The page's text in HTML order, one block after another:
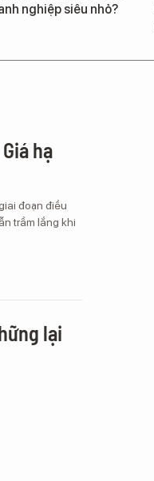
nghiệp siêu nhỏ?
hạ
đoạn điều
trầm lắng khi
lại